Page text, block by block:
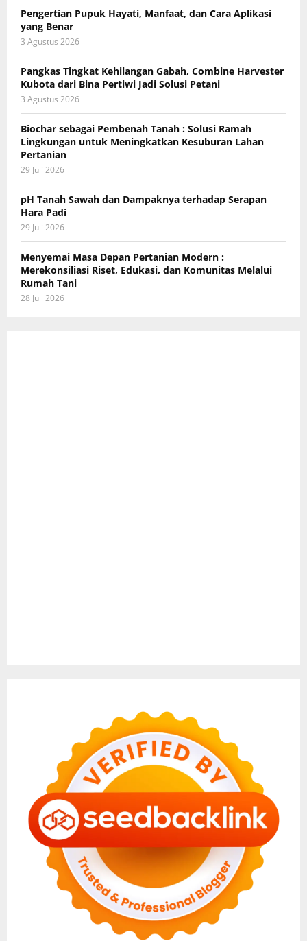
Pengertian Pupuk Hayati, Manfaat, dan Cara Aplikasi
yang Benar
3 Agustus 2026
Pangkas Tingkat Kehilangan Gabah, Combine Harvester
Kubota dari Bina Pertiwi Jadi Solusi Petani
3 Agustus 2026
Biochar sebagai Pembenah Tanah : Solusi Ramah
Lingkungan untuk Meningkatkan Kesuburan Lahan
Pertanian
29 Juli 2026
pH Tanah Sawah dan Dampaknya terhadap Serapan
Hara Padi
29 Juli 2026
Menyemai Masa Depan Pertanian Modern :
Merekonsiliasi Riset, Edukasi, dan Komunitas Melalui
Rumah Tani
28 Juli 2026